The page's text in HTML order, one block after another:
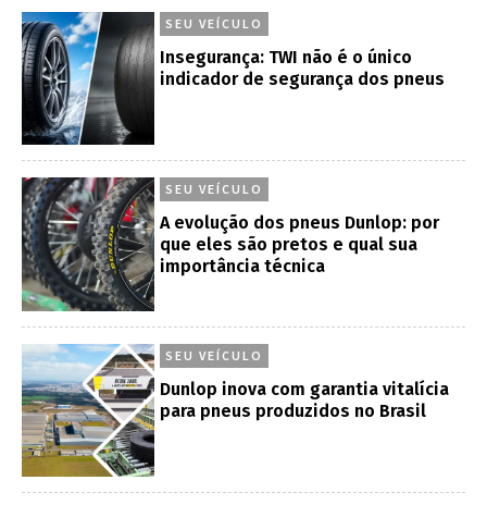
SEU VEÍCULO
Insegurança: TWI não é o único
indicador de segurança dos pneus
SEU VEÍCULO
A evolução dos pneus Dunlop: por
que eles são pretos e qual sua
importância técnica
SEU VEÍCULO
Dunlop inova com garantia vitalícia
para pneus produzidos no Brasil